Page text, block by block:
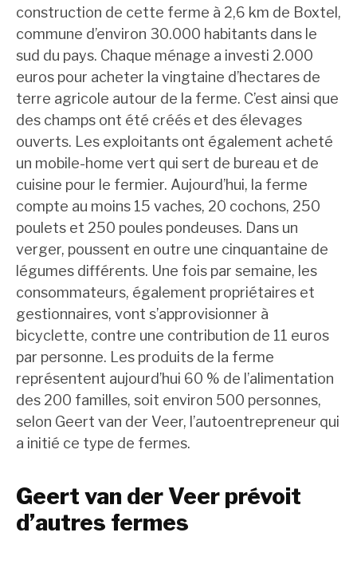
construction de cette ferme à 2,6 km de Boxtel,
commune d’environ 30.000 habitants dans le
sud du pays. Chaque ménage a investi 2.000
euros pour acheter la vingtaine d’hectares de
terre agricole autour de la ferme. C’est ainsi que
des champs ont été créés et des élevages
ouverts. Les exploitants ont également acheté
un mobile-home vert qui sert de bureau et de
cuisine pour le fermier. Aujourd’hui, la ferme
compte au moins 15 vaches, 20 cochons, 250
poulets et 250 poules pondeuses. Dans un
verger, poussent en outre une cinquantaine de
légumes différents. Une fois par semaine, les
consommateurs, également propriétaires et
gestionnaires, vont s’approvisionner à
bicyclette, contre une contribution de 11 euros
par personne. Les produits de la ferme
représentent aujourd’hui 60 % de l’alimentation
des 200 familles, soit environ 500 personnes,
selon Geert van der Veer, l’autoentrepreneur qui
a initié ce type de fermes.
Geert van der Veer prévoit
d’autres fermes